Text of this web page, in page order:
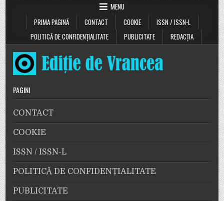
MENU
PRIMA PAGINĂ
CONTACT COOKIE
ISSN / ISSN-L
POLITICĂ DE CONFIDENȚIALITATE
PUBLICITATE REDACȚIA
PAGINI
CONTACT
COOKIE
ISSN / ISSN-L
POLITICĂ DE CONFIDENȚIALITATE
PUBLICITATE